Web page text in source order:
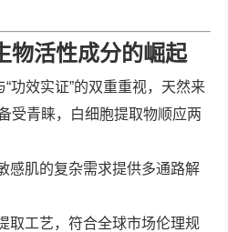
物活性成分的崛起
“功效实证”的双重重视，天然来
受青睐，白细胞提取物顺应两
感肌的复杂需求提供多通路解
取工艺，符合全球市场伦理规